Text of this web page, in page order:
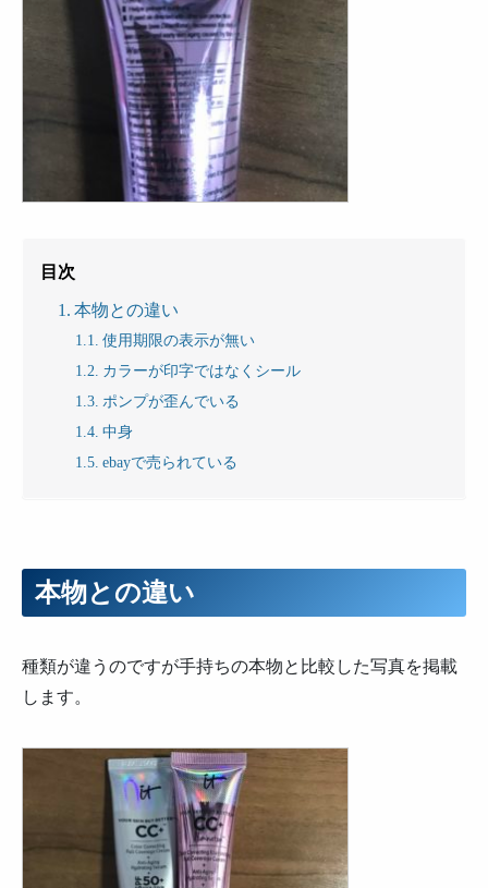
目次
本物との違い
使用期限の表示が無い
カラーが印字ではなくシール
ポンプが歪んでいる
中身
ebayで売られている
本物との違い
種類が違うのですが手持ちの本物と比較した写真を掲載
します。